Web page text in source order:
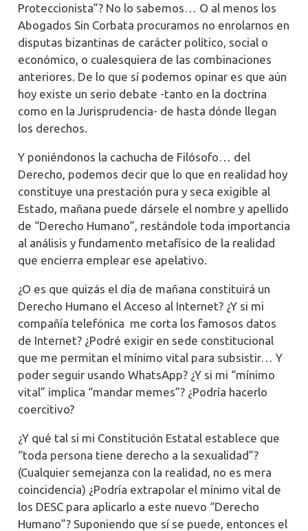
Proteccionista”? No lo sabemos… O al menos los
Abogados Sin Corbata procuramos no enrolarnos en
disputas bizantinas de carácter político, social o
económico, o cualesquiera de las combinaciones
anteriores. De lo que sí podemos opinar es que aún
hoy existe un serio debate -tanto en la doctrina
como en la Jurisprudencia- de hasta dónde llegan
los derechos.
Y poniéndonos la cachucha de Filósofo… del
Derecho, podemos decir que lo que en realidad hoy
constituye una prestación pura y seca exigible al
Estado, mañana puede dársele el nombre y apellido
de “Derecho Humano”, restándole toda importancia
al análisis y fundamento metafísico de la realidad
que encierra emplear ese apelativo.
¿O es que quizás el día de mañana constituirá un
Derecho Humano el Acceso al Internet? ¿Y si mi
compañía telefónica me corta los famosos datos
de Internet? ¿Podré exigir en sede constitucional
que me permitan el mínimo vital para subsistir… Y
poder seguir usando WhatsApp? ¿Y si mi “mínimo
vital” implica “mandar memes”? ¿Podría hacerlo
coercitivo?
¿Y qué tal si mi Constitución Estatal establece que
“toda persona tiene derecho a la sexualidad”?
(Cualquier semejanza con la realidad, no es mera
coincidencia) ¿Podría extrapolar el mínimo vital de
los DESC para aplicarlo a este nuevo “Derecho
Humano”? Suponiendo que sí se puede, entonces el